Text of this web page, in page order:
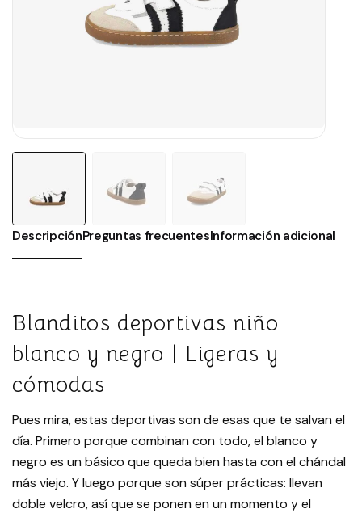
DescripciónPreguntas frecuentesInformación adicional
Blanditos deportivas niño
blanco y negro | Ligeras y
cómodas
Pues mira, estas deportivas son de esas que te salvan el
día. Primero porque combinan con todo, el blanco y
negro es un básico que queda bien hasta con el chándal
más viejo. Y luego porque son súper prácticas: llevan
doble velcro, así que se ponen en un momento y el